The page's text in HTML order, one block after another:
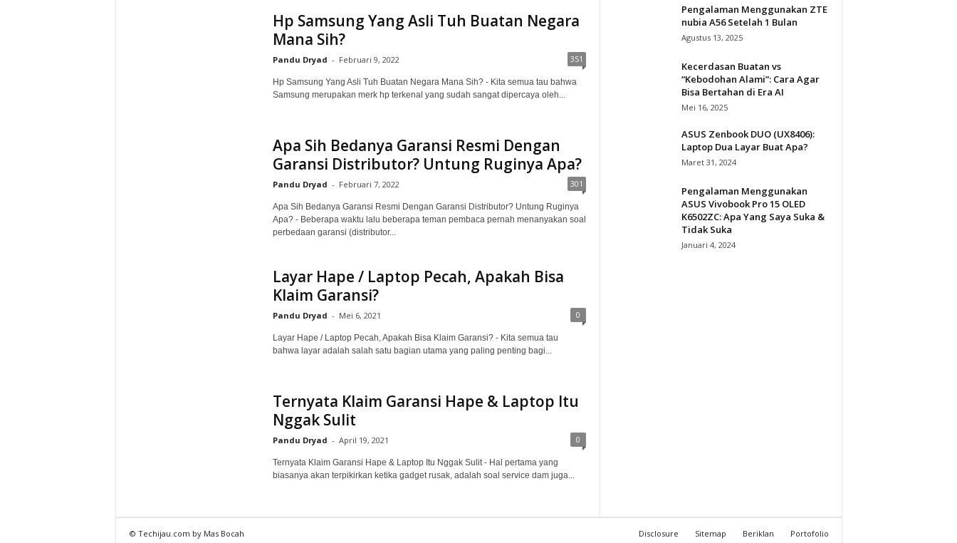
Hp Samsung Yang Asli Tuh Buatan Negara
Mana Sih?
Pandu Dryad - Februari 9, 2022 351
Hp Samsung Yang Asli Tuh Buatan Negara Mana Sih? - Kita semua tau bahwa
Samsung merupakan merk hp terkenal yang sudah sangat dipercaya oleh...
Apa Sih Bedanya Garansi Resmi Dengan
Garansi Distributor? Untung Ruginya Apa?
Pandu Dryad - Februari 7, 2022 301
Apa Sih Bedanya Garansi Resmi Dengan Garansi Distributor? Untung Ruginya
Apa? - Beberapa waktu lalu beberapa teman pembaca pernah menanyakan soal
perbedaan garansi (distributor...
Layar Hape / Laptop Pecah, Apakah Bisa
Klaim Garansi?
Pandu Dryad - Mei 6, 2021 0
Layar Hape / Laptop Pecah, Apakah Bisa Klaim Garansi? - Kita semua tau
bahwa layar adalah salah satu bagian utama yang paling penting bagi...
Ternyata Klaim Garansi Hape & Laptop Itu
Nggak Sulit
Pandu Dryad - April 19, 2021 0
Ternyata Klaim Garansi Hape & Laptop Itu Nggak Sulit - Hal pertama yang
biasanya akan terpikirkan ketika gadget rusak, adalah soal service dam juga...
Pengalaman Menggunakan ZTE
nubia A56 Setelah 1 Bulan
Agustus 13, 2025
Kecerdasan Buatan vs
“Kebodohan Alami”: Cara Agar
Bisa Bertahan di Era AI
Mei 16, 2025
ASUS Zenbook DUO (UX8406):
Laptop Dua Layar Buat Apa?
Maret 31, 2024
Pengalaman Menggunakan
ASUS Vivobook Pro 15 OLED
K6502ZC: Apa Yang Saya Suka &
Tidak Suka
Januari 4, 2024
Disclosure Sitemap Beriklan Portofolio
© Techijau.com by Mas Bocah